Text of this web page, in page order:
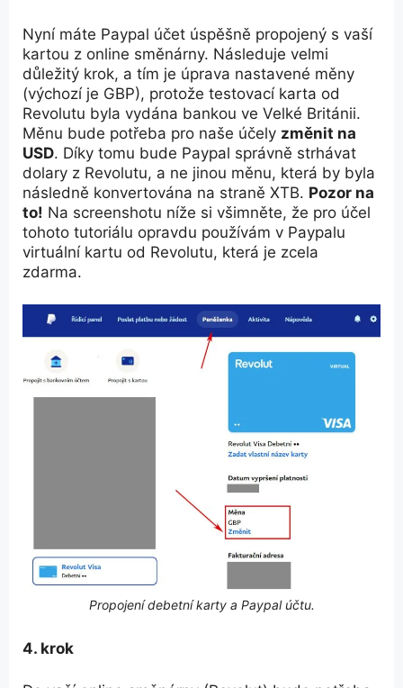
Nyní máte Paypal účet úspěšně propojený s vaší
kartou z online směnárny. Následuje velmi
důležitý krok, a tím je úprava nastavené měny
(výchozí je GBP), protože testovací karta od
Revolutu byla vydána bankou ve Velké Británii.
Měnu bude potřeba pro naše účely změnit na
USD. Díky tomu bude Paypal správně strhávat
dolary z Revolutu, a ne jinou měnu, která by byla
následně konvertována na straně XTB. Pozor na
to! Na screenshotu níže si všimněte, že pro účel
tohoto tutoriálu opravdu používám v Paypalu
virtuální kartu od Revolutu, která je zcela
zdarma.
Propojení debetní karty a Paypal účtu.
4. krok